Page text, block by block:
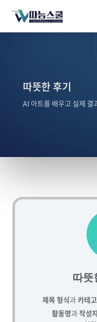
따뜻한 후기
AI 아트를 배우고 실제 결
따뜻
제목 형식과카테
활동명과작성